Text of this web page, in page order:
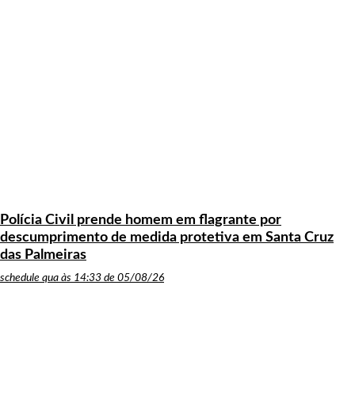
Polícia Civil prende homem em flagrante por
descumprimento de medida protetiva em Santa Cruz
das Palmeiras
schedule qua às 14:33 de 05/08/26